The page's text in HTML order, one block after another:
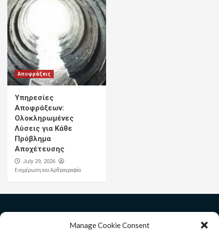
Manage Cookie Consent
Αποφράξεις
Υπηρεσίες
Αποφράξεων:
Ολοκληρωμένες
Λύσεις για Κάθε
Πρόβλημα
Αποχέτευσης
July 29, 2026
Ενημέρωση και Αρθρογραφία